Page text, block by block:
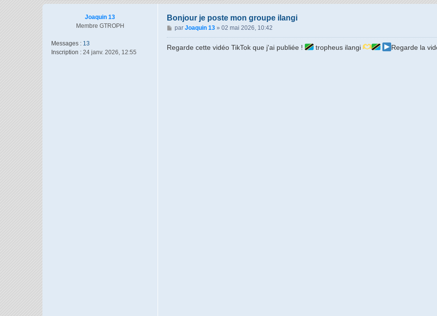
Joaquin 13
Membre GTROPH
Messages : 13
Inscription : 24 janv. 2026, 12:55
Bonjour je poste mon groupe ilangi
M
e
s
par Joaquin 13» 02 mai 2026, 10:42
Regarde cette vidéo TikTok que j'ai publiée ! tropheus ilangi Regarde la